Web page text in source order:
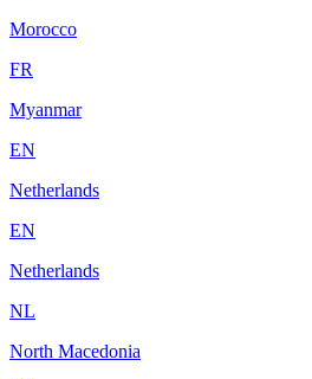
Morocco
FR
Myanmar
EN
Netherlands
EN
Netherlands
NL
North Macedonia